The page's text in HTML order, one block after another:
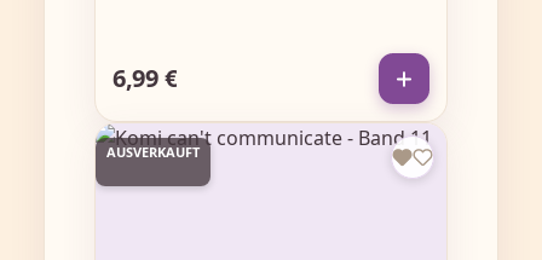
Regulärer Preis:
6,99 €
AUSVERKAUFT